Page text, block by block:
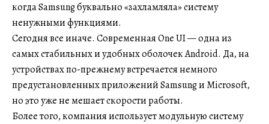
когда Samsung буквально «захламляла» систему
ненужными функциями.
Сегодня все иначе. Современная One UI — одна из
самых стабильных и удобных оболочек Android. Да, на
устройствах по-прежнему встречается немного
предустановленных приложений Samsung и Microsoft,
но это уже не мешает скорости работы.
Более того, компания использует модульную систему